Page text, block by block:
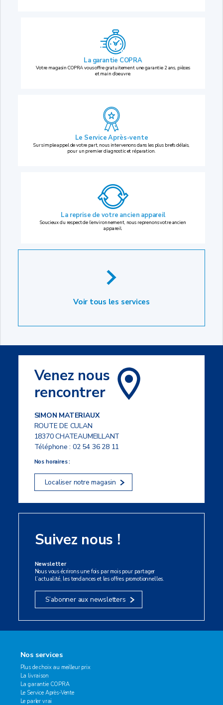
La garantie COPRA
Votre magasin COPRA vous offre gratuitement une garantie 2 ans, pièces
et main d’oeuvre.
Le Service Après-vente
Sur simple appel de votre part, nous intervenons dans les plus brefs délais,
pour un premier diagnostic et réparation.
La reprise de votre ancien appareil
Soucieux du respect de l’environnement, nous reprenons votre ancien
appareil.
Voir tous les services
Venez nous
rencontrer
SIMON MATERIAUX
ROUTE DE CULAN
18370 CHATEAUMEILLANT
Téléphone :02 54 36 28 11
Nos horaires :
Localiser notre magasin
Suivez nous !
Newsletter
Nous vous écrirons une fois par mois pour partager
l’actualité, les tendances et les offres promotionnelles.
S’abonner aux newsletters
Nos services
Plus de choix au meilleur prix
La livraison
La garantie COPRA
Le Service Après-Vente
Le parler vrai